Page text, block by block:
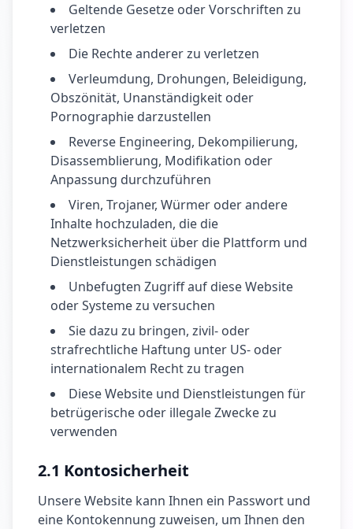
Geltende Gesetze oder Vorschriften zu
verletzen
Die Rechte anderer zu verletzen
Verleumdung, Drohungen, Beleidigung,
Obszönität, Unanständigkeit oder
Pornographie darzustellen
Reverse Engineering, Dekompilierung,
Disassemblierung, Modifikation oder
Anpassung durchzuführen
Viren, Trojaner, Würmer oder andere
Inhalte hochzuladen, die die
Netzwerksicherheit über die Plattform und
Dienstleistungen schädigen
Unbefugten Zugriff auf diese Website
oder Systeme zu versuchen
Sie dazu zu bringen, zivil- oder
strafrechtliche Haftung unter US- oder
internationalem Recht zu tragen
Diese Website und Dienstleistungen für
betrügerische oder illegale Zwecke zu
verwenden
2.1 Kontosicherheit
Unsere Website kann Ihnen ein Passwort und
eine Kontokennung zuweisen, um Ihnen den